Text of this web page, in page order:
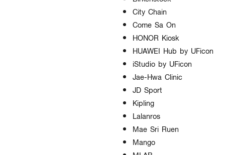
City Chain
Come Sa On
HONOR Kiosk
HUAWEI Hub by UFicon
iStudio by UFicon
Jae-Hwa Clinic
JD Sport
Kipling
Lalanros
Mae Sri Ruen
Mango